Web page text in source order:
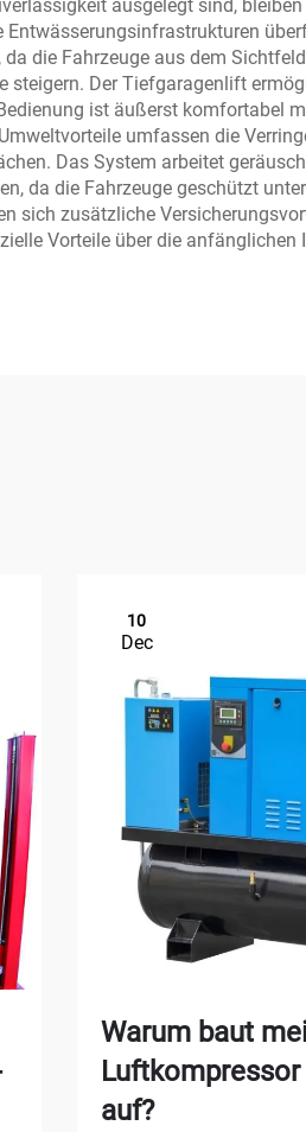
ausgelegt sind, bleiben
die Fahrzeuge aus dem
steigern. Der Tiefgaragenlift
ist äußerst komfortabel
umfassen die
Das System arbeitet
da die Fahrzeuge geschützt
sich zusätzliche
Vorteile über die
10
Dec
Warum baut
auf?